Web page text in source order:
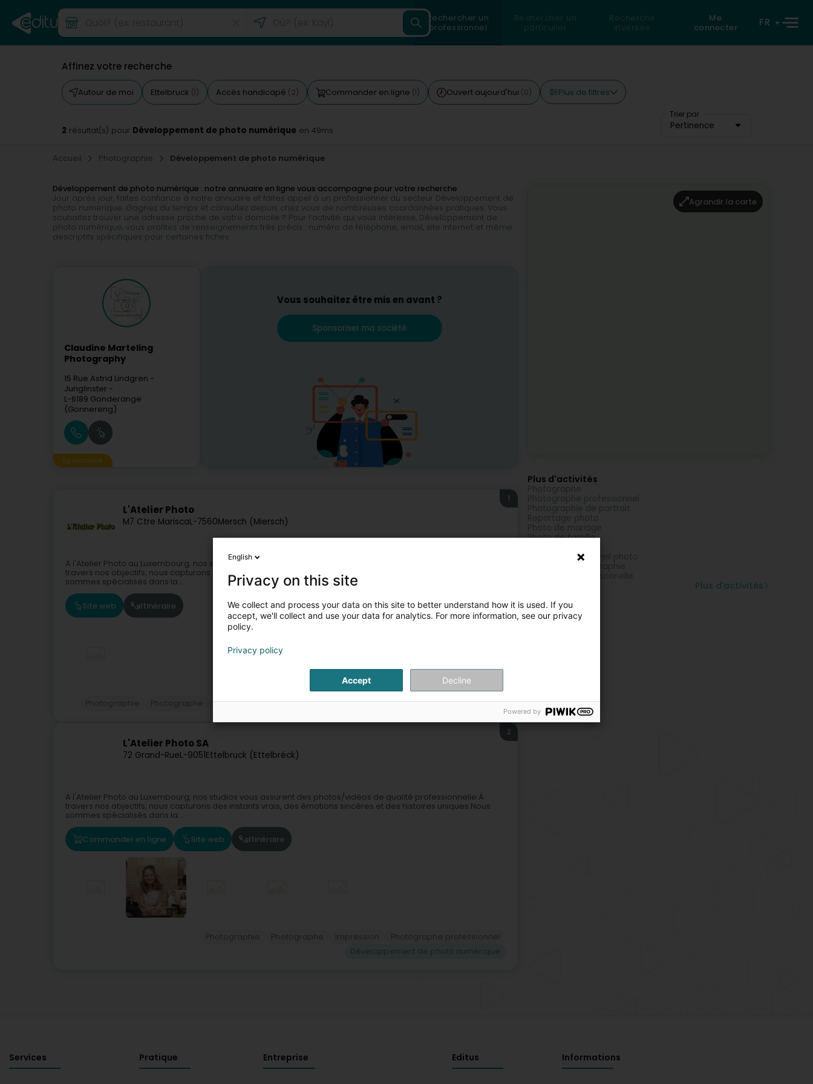
Rechercher un
professionnel
Rechercher un
particulier
Recherche
inversée
Me
connecter
FR
Affinez votre recherche
Autour de moi Ettelbruck (1) Accès handicapé (2) Commander en ligne (1) Ouvert aujourd'hui (0) Plus de filtres
Trier par
Pertinence
2 résultat(s) pour Développement de photo numérique en 49ms
Accueil Photographie Développement de photo numérique
Développement de photo numérique : notre annuaire en ligne vous accompagne pour votre recherche
Jour après jour, faites confiance à notre annuaire et faites appel à un professionnel du secteur Développement de
photo numérique. Gagnez du temps et consultez depuis chez vous de nombreuses coordonnées pratiques. Vous
souhaitez trouver une adresse proche de votre domicile ? Pour l’activité qui vous intéresse, Développement de
photo numérique, vous profitez de renseignements très précis : numéro de téléphone, email, site internet et même
descriptifs spécifiques pour certaines fiches.
Claudine Marteling
Photography
15 Rue Astrid Lindgren -
Junglinster -
L-6189 Gonderange
(Gonnereng)
Sponsorisé
Vous souhaitez être mis en avant ?
Sponsoriser ma société
L'Atelier Photo
M7 Ctre MariscaL-7560Mersch (Miersch)
1
A l'Atelier Photo au Luxembourg, nos studios vous assurent des photos/vidéos de qualité professionnelle.À
travers nos objectifs, nous capturons des instants vrais, des émotions sincères et des histoires uniques.Nous
sommes spécialisés dans la...
Site web Itinéraire
Impression Reportage photo Développement de photo numérique
L'Atelier Photo SA
72 Grand-RueL-9051Ettelbruck (Ettelbréck)
2
A l'Atelier Photo au Luxembourg, nos studios vous assurent des photos/vidéos de qualité professionnelle.À
travers nos objectifs, nous capturons des instants vrais, des émotions sincères et des histoires uniques.Nous
sommes spécialisés dans la...
Commander en ligne Site web Itinéraire
Agrandir la carte
Plus d'activités
Photo de famille
Détaillant d'appareil photo
Plus d'activités
Services Pratique Entreprise Editus Informations
English
Privacy on this site
We collect and process your data on this site to better understand how it is used. If you
accept, we'll collect and use your data for analytics. For more information, see our privacy
policy.
Privacy policy
Accept Decline
Powered by